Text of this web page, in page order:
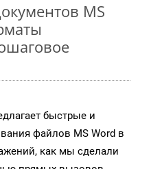
MS
быстрые и
файлов MS Word в
как мы сделали